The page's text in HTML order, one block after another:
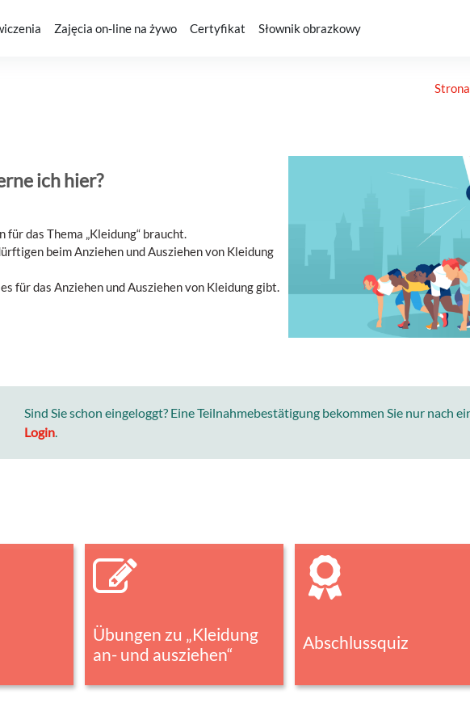
Zajęcia on-line na żywo Certyfikat Słownik obrazkowy
ich hier?
das Thema „Kleidung“ braucht.
beim Anziehen und Ausziehen von Kleidung
für das Anziehen und Ausziehen von Kleidung gibt.
Sind Sie schon eingeloggt? Eine Teilnahmebestätigung bekommen Sie nur nach
Login.
Übungen zu „Kleidung
an- und ausziehen“
Abschlussquiz